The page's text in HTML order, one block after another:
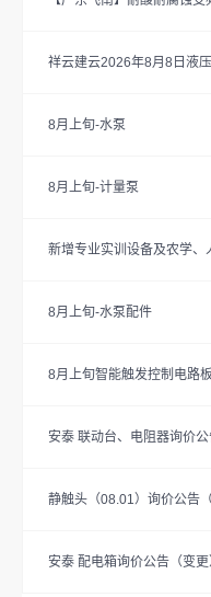
祥云建云2026年8月8日液
8月上旬-水泵
8月上旬-计量泵
新增专业实训设备及农学
8月上旬-水泵配件
8月上旬智能触发控制电路板
安泰 联动台、电阻器询价公
静触头（08.01）询价公告（
安泰 配电箱询价公告（变更